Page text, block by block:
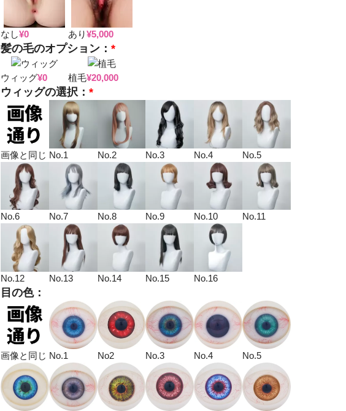
なし¥0 あり¥5,000
*
髪の毛のオプション：
ウィッグ¥0 植毛¥20,000
*
ウィッグの選択：
画像と同じ No.1 No.2 No.3 No.4 No.5
No.6 No.7 No.8 No.9 No.10 No.11
No.12 No.13 No.14 No.15 No.16
目の色：
画像と同じ No.1 No2 No.3 No.4 No.5